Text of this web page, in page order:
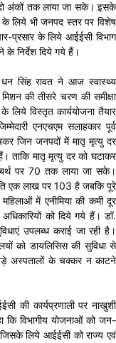
अंकों तक लाया जा सके। इसके
के लिये भी जनपद स्तर पर विशेष
प्रसार के लिये आईईसी विभाग
के निर्देश दिये गये हैं।
धन सिंह रावत ने आज स्वास्थ्य
की तीसरे चरण की समीक्षा
विस्तृत कार्ययोजना तैयार
एनएचएम सलाहकार पूर्व
जिन जनपदों में मातृ मृत्यु दर
ताकि मातृ मृत्यु दर को घटाकर
पर 70 तक लाया जा सके।
एक लाख पर 103 है जबकि पूरे
में एनीमिया की कमी दूर
को दिये गये हैं। डॉ.
उपलब्ध कराई जा रही है।
को डायलिसिस की सुविधा से
अस्पतालों के चक्कर न काटने
की कार्यप्रणाली पर नाखुशी
कि विभागीय योजनाओं को जन-
लिये आईईसी को राज्य एवं